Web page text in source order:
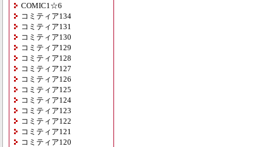
COMIC1☆6
コミティア134
コミティア131
コミティア130
コミティア129
コミティア128
コミティア127
コミティア126
コミティア125
コミティア124
コミティア123
コミティア122
コミティア121
コミティア120